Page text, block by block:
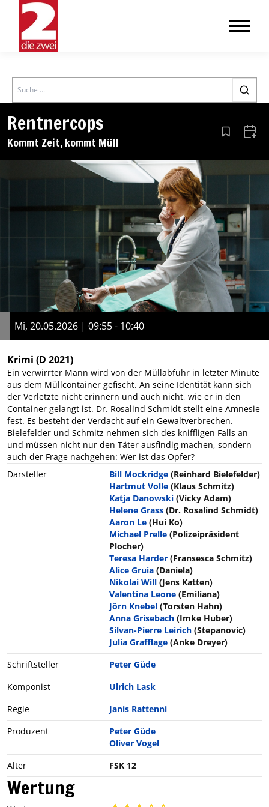
Search
Rentnercops
Kommt Zeit, kommt Müll Aus den
Mi, 20.05.2026 | 09:55 - 10:40
Krimi (D 2021)
Ein verwirrter Mann wird von der Müllabfuhr in letzter Minute
aus dem Müllcontainer gefischt. An seine Identität kann sich
der Verletzte nicht erinnern und auch nicht, wie er in den
Container gelangt ist. Dr. Rosalind Schmidt stellt eine Amnesie
fest. Es besteht der Verdacht auf ein Gewaltverbrechen.
Bielefelder und Schmitz nehmen sich des kniffligen Falls an
und müssen nicht nur den Täter ausfindig machen, sondern
auch der Frage nachgehen: Wer ist das Opfer?
Darsteller
Bill Mockridge (Reinhard Bielefelder)
Hartmut Volle (Klaus Schmitz)
Katja Danowski (Vicky Adam)
Helene Grass (Dr. Rosalind Schmidt)
Aaron Le (Hui Ko)
Michael Prelle (Polizeipräsident
Plocher)
Teresa Harder (Fransesca Schmitz)
Alice Gruia (Daniela)
Nikolai Will (Jens Katten)
Valentina Leone (Emiliana)
Jörn Knebel (Torsten Hahn)
Anna Grisebach (Imke Huber)
Silvan-Pierre Leirich (Stepanovic)
Julia Grafflage (Anke Dreyer)
Schriftsteller
Peter Güde
Komponist
Ulrich Lask
Regie
Janis Rattenni
Produzent
Peter Güde
Oliver Vogel
Alter
FSK 12
Wertung